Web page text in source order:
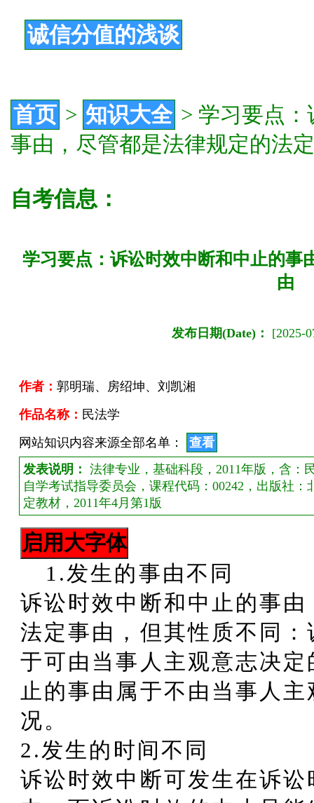
诚信分值的浅谈
首页 > 知识大全 > 学习要点
事由，尽管都是法律规定的法
自考信息：
学习要点：诉讼时效中断和中止的事
由
发布日期(Date)： [2025-
作者： 郭明瑞、房绍坤、刘凯湘
作品名称： 民法学
网站知识内容来源全部名单：
查看
发表说明： 法律专业，基础科段，2011年版，含：
自学考试指导委员会，课程代码：00242，出版社
定教材，2011年4月第1版
1.发生的事由不同
诉讼时效中断和中止的事
法定事由，但其性质不同
于可由当事人主观意志决
止的事由属于不由当事人
况。
2.发生的时间不同
诉讼时效中断可发生在诉